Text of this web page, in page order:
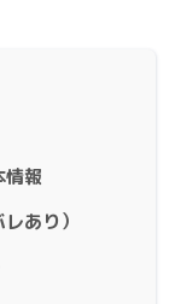
情報
あり）